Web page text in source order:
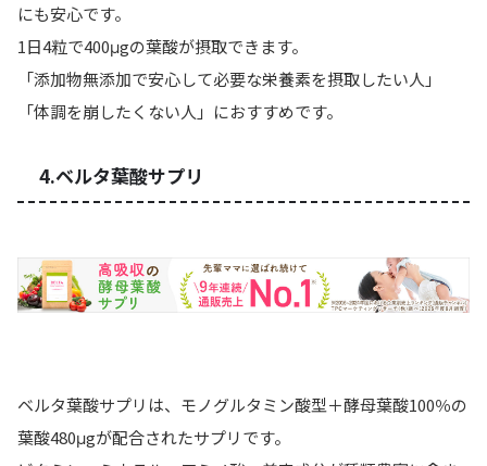
にも安心です。
1日4粒で400μgの葉酸が摂取できます。
「添加物無添加で安心して必要な栄養素を摂取したい人」
「体調を崩したくない人」 におすすめです。
4.ベルタ葉酸サプリ
ベルタ葉酸サプリは、モノグルタミン酸型＋酵母葉酸100％の
葉酸480μgが配合されたサプリです。